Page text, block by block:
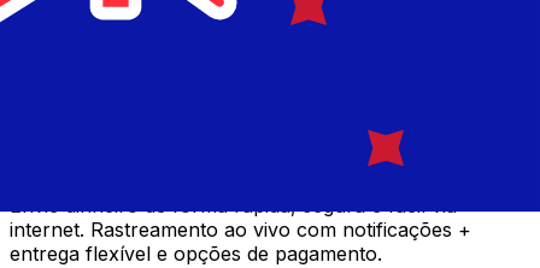
Transferência internacional de dinheiro Xe
Envie dinheiro de forma rápida, segura e fácil via
internet. Rastreamento ao vivo com notificações +
entrega flexível e opções de pagamento.